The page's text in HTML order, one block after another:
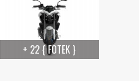
+ 22 { FOTEK }